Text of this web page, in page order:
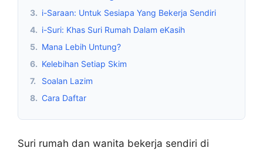
3. i-Saraan: Untuk Sesiapa Yang Bekerja Sendiri
4. i-Suri: Khas Suri Rumah Dalam eKasih
5. Mana Lebih Untung?
6. Kelebihan Setiap Skim
7.
Soalan Lazim
8. Cara Daftar
Suri rumah dan wanita bekerja sendiri di